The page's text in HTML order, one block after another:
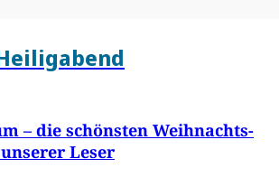
– die schönsten Weihnachts-
Leser